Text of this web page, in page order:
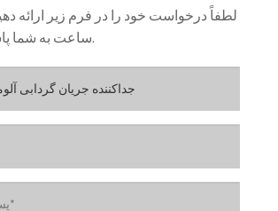
ساعت به شما پاسخ خواهیم داد.